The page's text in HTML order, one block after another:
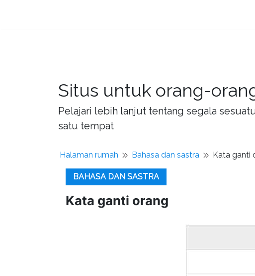
Situs untuk orang-
Pelajari lebih lanjut tentang segala
satu tempat
Halaman rumah Bahasa dan sastra Kata ganti
BAHASA DAN SASTRA
Kata ganti orang